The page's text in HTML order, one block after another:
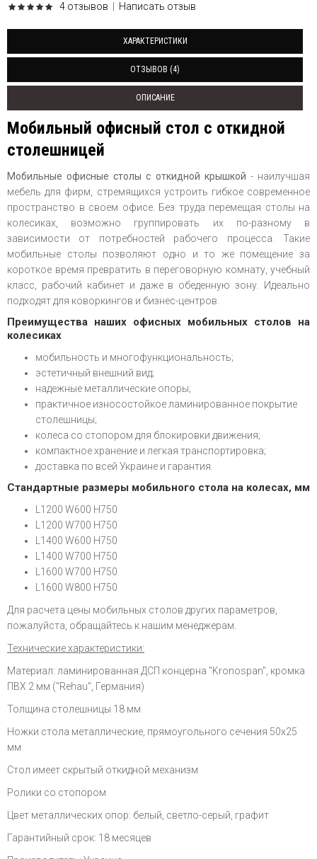
4 отзывов Написать отзыв
ХАРАКТЕРИСТИКИ
ОТЗЫВОВ (4)
ОПИСАНИЕ
Мобильный офисный стол с откидной
столешницей
Мобильные офисные столы с откидной крышкой - наилучшая
мебель для фирм, стремящихся устроить гибкое современное
пространство в своем офисе. Без труда перемещая столы на
колесиках, возможно группировать их по-разному в
зависимости от потребностей рабочего процесса. Такие
мобильные столы позволяют одно и то же помещение за
короткое время превратить в переговорную комнату, учебный
класс, рабочий кабинет и даже в обеденную зону. Идеально
подходят для коворкингов и бизнес-центров.
Преимущества наших офисных мобильных столов на
колесиках
мобильность и многофункциональность;
эстетичный внешний вид;
надежные металлические опоры;
практичное износостойкое ламинированное покрытие
столешницы;
колеса со стопором для блокировки движения;
компактное хранение и легкая транспортировка;
доставка по всей Украине и гарантия.
Стандартные размеры мобильного стола на колесах, мм
L1200 W600 H750
L1200 W700 H750
L1400 W600 H750
L1400 W700 H750
L1600 W700 H750
L1600 W800 H750
Для расчета цены мобильных столов других параметров,
пожалуйста, обращайтесь к нашим менеджерам.
Технические характеристики:
Материал: ламинированная ДСП концерна "Kronospan", кромка
ПВХ 2 мм ("Rehau", Германия)
Толщина столешницы 18 мм
Ножки стола металлические, прямоугольного сечения 50x25
мм
Стол имеет скрытый откидной механизм
Ролики со стопором
Цвет металлических опор: белый, светло-серый, графит
Гарантийный срок: 18 месяцев